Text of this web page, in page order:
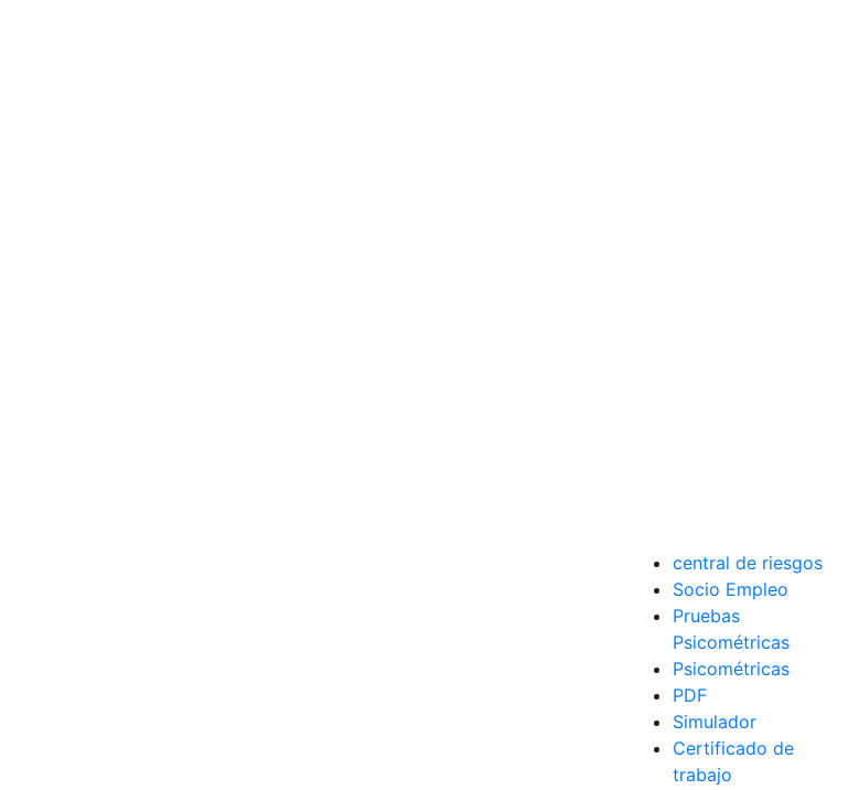
central de riesgos
Socio Empleo
Pruebas
Psicométricas
Psicométricas
PDF
Simulador
Certificado de
trabajo